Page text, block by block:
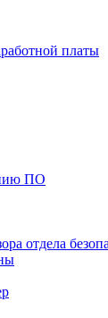
платы
ПО
отдела